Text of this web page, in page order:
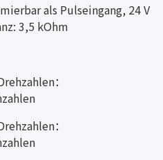
als Pulseingang, 24 V
3,5 kOhm
：
：